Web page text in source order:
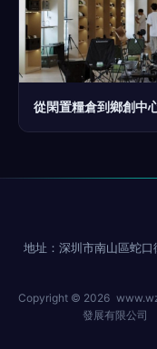
從閑置糧倉到鄉創中
地址：深圳市南山區蛇
Copyright © 2026
發展有限公司